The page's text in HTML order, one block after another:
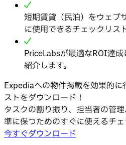
短期賃貸（民泊）をウェブ
に使用できるチェックリス
PriceLabsが最適なROI達
紹介します。
Expediaへの物件掲載を効果的に
ストをダウンロード！
タスクの割り振り、担当者の管
準に保つためのすぐに使えるチェ
今すぐダウンロード